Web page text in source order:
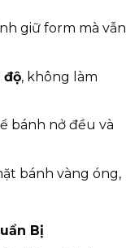
giữ form mà vẫn
độ, không làm
bánh nở đều và
bánh vàng óng,
Bị